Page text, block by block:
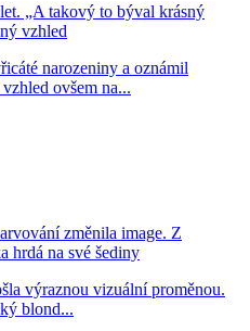
„A takový to býval krásný
vzhled
narozeniny a oznámil
ovšem na...
změnila image. Z
hrdá na své šediny
výraznou vizuální proměnou.
blond...